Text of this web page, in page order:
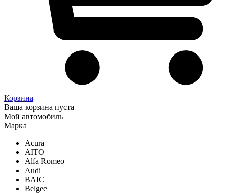
Корзина
Ваша корзина пуста
Мой автомобиль
Марка
Acura
AITO
Alfa Romeo
Audi
BAIC
Belgee